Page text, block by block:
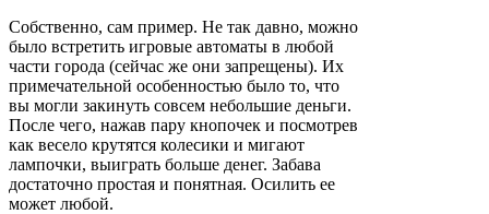
Собственно, сам пример. Не так давно, можно
было встретить игровые автоматы в любой
части города (сейчас же они запрещены). Их
примечательной особенностью было то, что
вы могли закинуть совсем небольшие деньги.
После чего, нажав пару кнопочек и посмотрев
как весело крутятся колесики и мигают
лампочки, выиграть больше денег. Забава
достаточно простая и понятная. Осилить ее
может любой.